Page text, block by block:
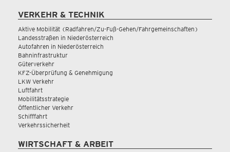
VERKEHR & TECHNIK
Aktive Mobilität (Radfahren/Zu-Fuß-Gehen/Fahrgemeinschaften)
Landesstraßen in Niederösterreich
Autofahren in Niederösterreich
Bahninfrastruktur
Güterverkehr
KFZ-Überprüfung & Genehmigung
LKW Verkehr
Luftfahrt
Mobilitätsstrategie
Öffentlicher Verkehr
Schifffahrt
Verkehrssicherheit
WIRTSCHAFT & ARBEIT